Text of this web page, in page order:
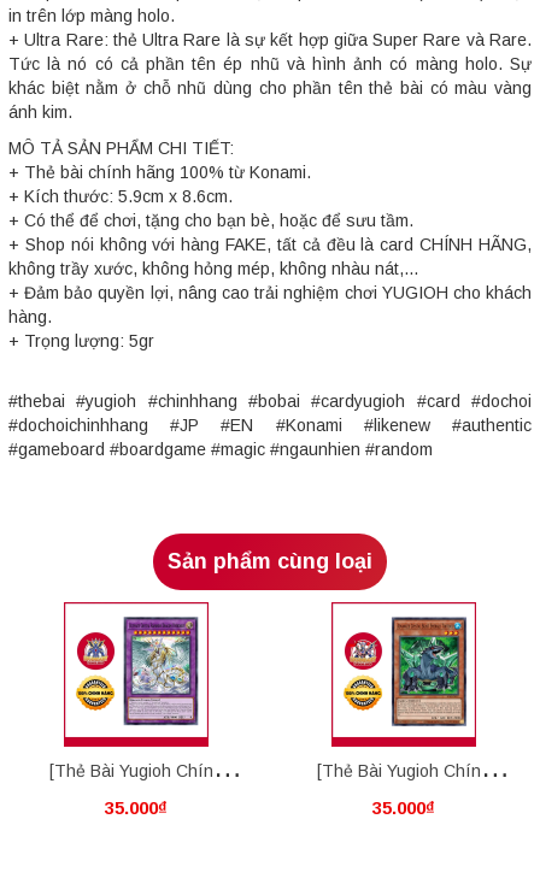
in trên lớp màng holo.
+ Ultra Rare: thẻ Ultra Rare là sự kết hợp giữa Super Rare và Rare.
Tức là nó có cả phần tên ép nhũ và hình ảnh có màng holo. Sự
khác biệt nằm ở chỗ nhũ dùng cho phần tên thẻ bài có màu vàng
ánh kim.
MÔ TẢ SẢN PHẨM CHI TIẾT:
+ Thẻ bài chính hãng 100% từ Konami.
+ Kích thước: 5.9cm x 8.6cm.
+ Có thể để chơi, tặng cho bạn bè, hoặc để sưu tầm.
+ Shop nói không với hàng FAKE, tất cả đều là card CHÍNH HÃNG,
không trầy xước, không hỏng mép, không nhàu nát,...
+ Đảm bảo quyền lợi, nâng cao trải nghiệm chơi YUGIOH cho khách
hàng.
+ Trọng lượng: 5gr
#thebai #yugioh #chinhhang #bobai #cardyugioh #card #dochoi
#dochoichinhhang #JP #EN #Konami #likenew #authentic
#gameboard #boardgame #magic #ngaunhien #random
Sản phẩm cùng loại
[Thẻ Bài Yugioh Chính
Hãng] Ultimate Crystal
35.000₫
[Thẻ Bài Yugioh Chính
Hãng] Advanced Crystal
35.000₫